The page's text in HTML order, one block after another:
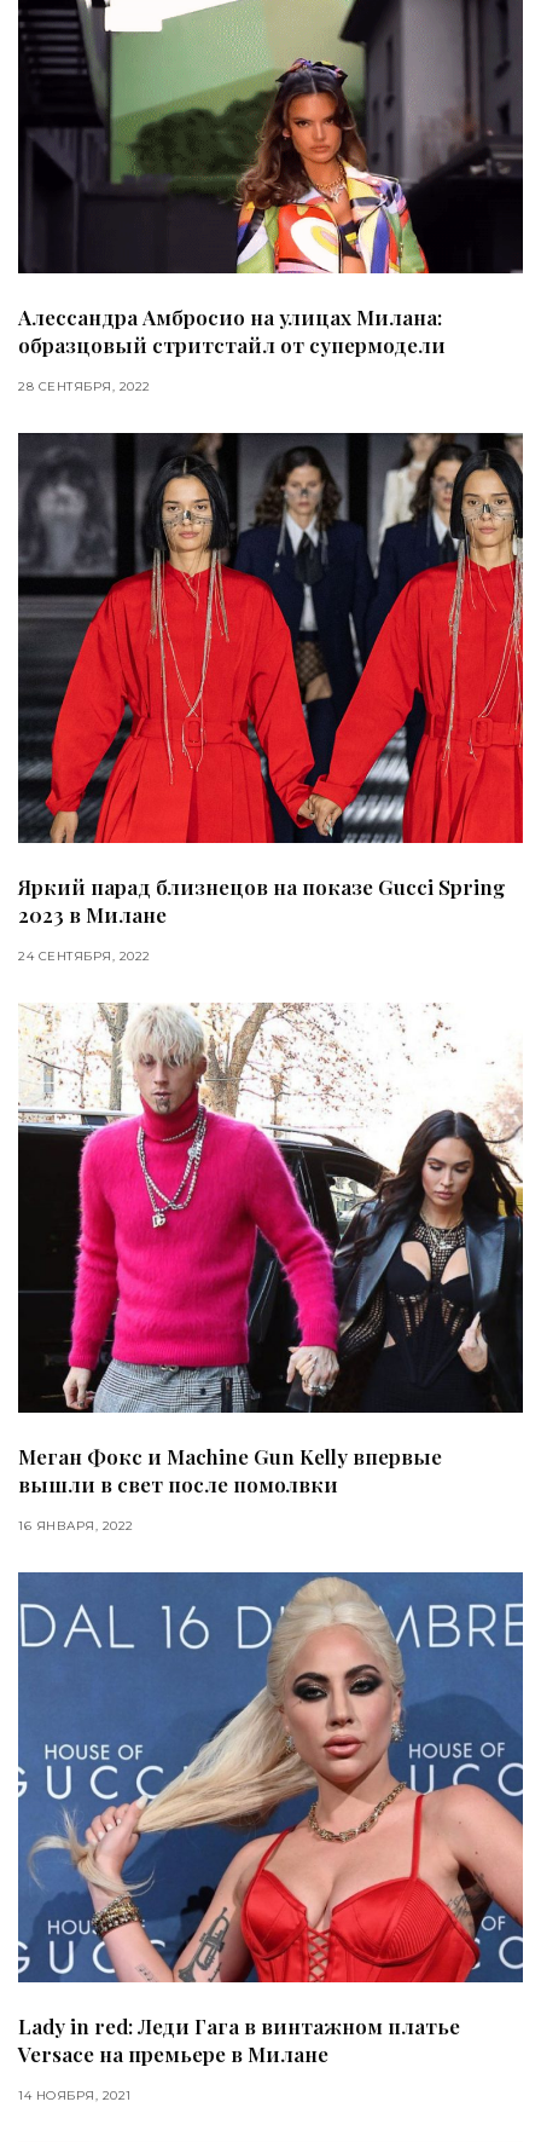
Алессандра Амбросио на улицах Милана:
образцовый стритстайл от супермодели
28 СЕНТЯБРЯ, 2022
Яркий парад близнецов на показе Gucci Spring
2023 в Милане
24 СЕНТЯБРЯ, 2022
Меган Фокс и Machine Gun Kelly впервые
вышли в свет после помолвки
16 ЯНВАРЯ, 2022
Lady in red: Леди Гага в винтажном платье
Versace на премьере в Милане
14 НОЯБРЯ, 2021